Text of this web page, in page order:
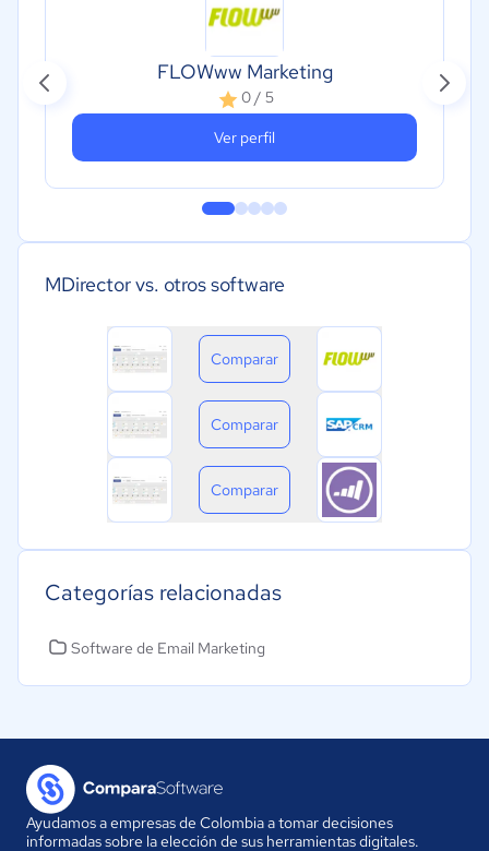
FLOWww Marketing
0 / 5
Ver perfil
MDirector vs. otros software
Comparar
Comparar
Comparar
Categorías relacionadas
Software de Email Marketing
Ayudamos a empresas de Colombia a tomar decisiones
informadas sobre la elección de sus herramientas digitales.